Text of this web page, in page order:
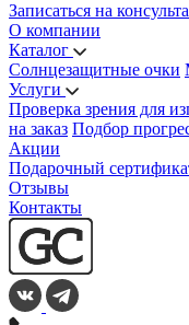
Записаться на
О компании
Каталог
Солнцезащитные очки
Услуги
Проверка зрения для
на заказ Подбор
Акции
Подарочный
Отзывы
Контакты